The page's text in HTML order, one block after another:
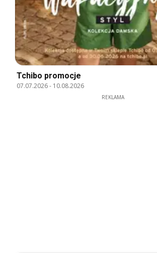
Tchibo promocje
07.07.2026- 10.08.2026
REKLAMA